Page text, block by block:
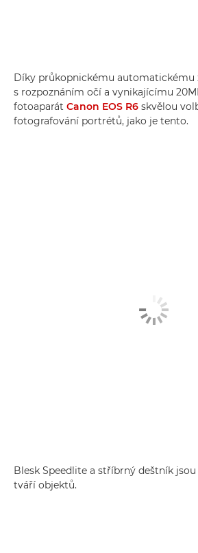
Díky průkopnickému automatickému
s rozpoznáním očí a vynikajícímu
fotoaparát Canon EOS R6 skvělou
fotografování portrétů, jako je tento.
Blesk Speedlite a stříbrný deštník
tváří objektů.